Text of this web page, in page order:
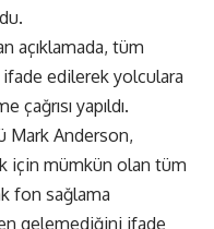
açıklamada, tüm
edilerek yolculara
çağrısı yapıldı.
Mark Anderson,
için mümkün olan tüm
fon sağlama
gelemediğini ifade